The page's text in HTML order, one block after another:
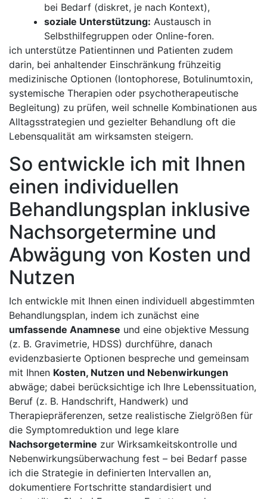
bei Bedarf (diskret, je nach Kontext),
soziale Unterstützung: ‍Austausch in
Selbsthilfegruppen oder Online-foren.
ich unterstütze‌ Patientinnen und ‌Patienten zudem
darin, bei anhaltender Einschränkung frühzeitig
medizinische Optionen (Iontophorese, Botulinumtoxin,
systemische Therapien oder psychotherapeutische
⁢Begleitung) ⁤zu prüfen, weil schnelle Kombinationen aus
Alltagsstrategien und gezielter Behandlung ‍oft die
Lebensqualität am wirksamsten ‌steigern.
So entwickle ich mit Ihnen
einen‍ individuellen
Behandlungsplan‍ inklusive
Nachsorgetermine und
⁣Abwägung von Kosten und
Nutzen
Ich entwickle mit Ihnen‍ einen individuell abgestimmten‌
Behandlungsplan, indem ich ⁣zunächst‌ eine
umfassende ⁤Anamnese und eine objektive ⁢Messung
(z. B. ⁣Gravimetrie, HDSS)⁣ durchführe, ‌danach
evidenzbasierte ⁤Optionen bespreche und gemeinsam
mit Ihnen Kosten, Nutzen‌ und⁤ Nebenwirkungen
abwäge; dabei‍ berücksichtige ich ⁤Ihre Lebenssituation,⁤
Beruf (z. B. Handschrift, Handwerk) und
Therapiepräferenzen, ⁤setze realistische Zielgrößen für⁣
die Symptomreduktion und lege klare
Nachsorgetermine zur Wirksamkeitskontrolle und
‍Nebenwirkungsüberwachung‍ fest – bei‍ Bedarf passe
ich die Strategie in definierten Intervallen ⁣an,‍
dokumentiere Fortschritte standardisiert und